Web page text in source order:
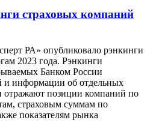
страховых компаний
РА» опубликовало рэнкинги
2023 года. Рэнкинги
Банком России
и информации об отдельных
отражают позиции компаний по
страховым суммам по
показателям рынка